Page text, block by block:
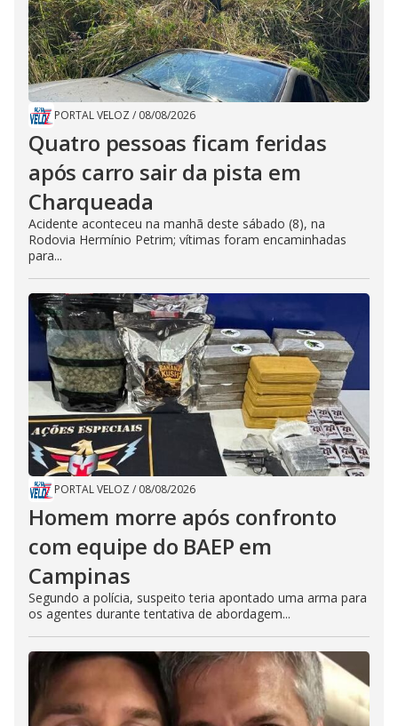
PORTAL VELOZ / 08/08/2026
Quatro pessoas ficam feridas
após carro sair da pista em
Charqueada
Acidente aconteceu na manhã deste sábado (8), na
Rodovia Hermínio Petrim; vítimas foram encaminhadas
para...
PORTAL VELOZ / 08/08/2026
Homem morre após confronto
com equipe do BAEP em
Campinas
Segundo a polícia, suspeito teria apontado uma arma para
os agentes durante tentativa de abordagem...